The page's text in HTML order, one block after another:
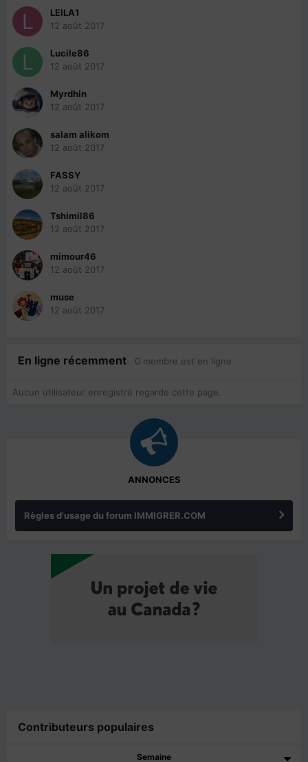
LEILA1
12 août 2017
Lucile86
12 août 2017
Myrdhin
12 août 2017
salam alikom
12 août 2017
FASSY
12 août 2017
Tshimil86
12 août 2017
mimour46
12 août 2017
muse
12 août 2017
En ligne récemment 0 membre est en ligne
Aucun utilisateur enregistré regarde cette page.
ANNONCES
Règles d'usage du forum IMMIGRER.COM
Contributeurs populaires
Semaine